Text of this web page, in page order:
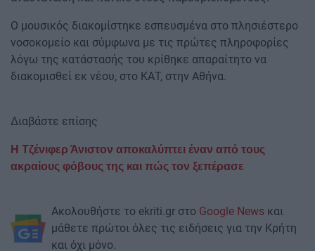
Ο μουσικός διακομίστηκε εσπευσμένα στο πλησιέστερο
νοσοκομείο και σύμφωνα με τις πρώτες πληροφορίες
λόγω της κατάστασής του κρίθηκε απαραίτητο να
διακομισθεί εκ νέου, στο ΚΑΤ, στην Αθήνα.
Διαβάστε επίσης
Η Τζένιφερ Άνιστον αποκαλύπτει έναν από τους
ακραίους φόβους της και πώς τον ξεπέρασε
Ακολουθήστε το ekriti.gr στο Google News και
μάθετε πρώτοι όλες τις ειδήσεις για την Κρήτη
και όχι μόνο.